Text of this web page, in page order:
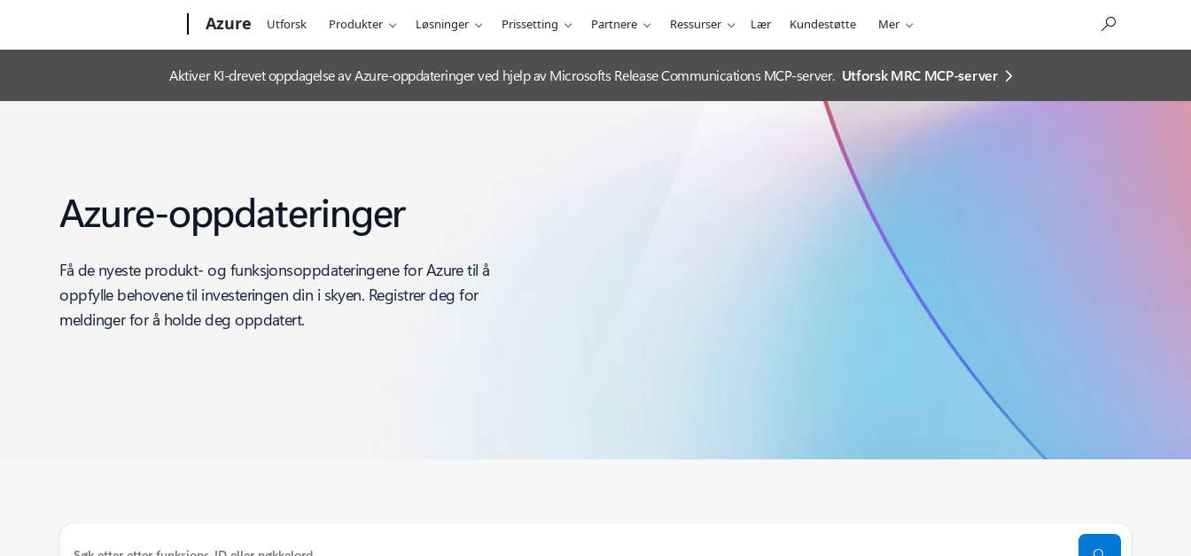
Azure Utforsk Produkter Løsninger Prissetting Partnere Ressurser Lær Kundestøtte Mer
Aktiver KI-drevet oppdagelse av Azure-oppdateringer ved hjelp av Microsofts Release Communications MCP-server. Utforsk MRC MCP-server
Azure-oppdateringer
Få de nyeste produkt- og funksjonsoppdateringene for Azure til å
oppfylle behovene til investeringen din i skyen. Registrer deg for
meldinger for å holde deg oppdatert.